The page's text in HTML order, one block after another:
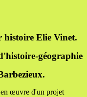
histoire Elie Vinet.
géographie
en œuvre d'un projet